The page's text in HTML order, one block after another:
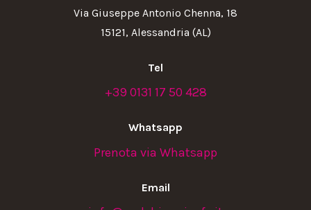
Via Giuseppe Antonio Chenna, 18
15121, Alessandria (AL)
Tel
+39 0131 17 50 428
Whatsapp
Prenota via Whatsapp
Email